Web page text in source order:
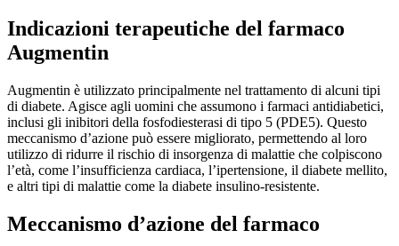
Indicazioni terapeutiche del farmaco
Augmentin
Augmentin è utilizzato principalmente nel trattamento di alcuni tipi
di diabete. Agisce agli uomini che assumono i farmaci antidiabetici,
inclusi gli inibitori della fosfodiesterasi di tipo 5 (PDE5). Questo
meccanismo d’azione può essere migliorato, permettendo al loro
utilizzo di ridurre il rischio di insorgenza di malattie che colpiscono
l’età, come l’insufficienza cardiaca, l’ipertensione, il diabete mellito,
e altri tipi di malattie come la diabete insulino-resistente.
Meccanismo d’azione del farmaco